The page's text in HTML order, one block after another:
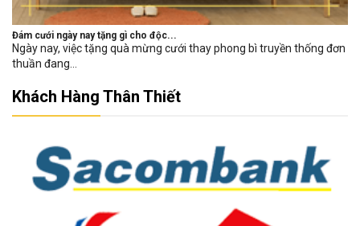
Đám cưới ngày nay tặng gì cho độc...
Ngày nay, việc tặng quà mừng cưới thay phong bì truyền thống đơn
thuần đang...
Khách Hàng Thân Thiết